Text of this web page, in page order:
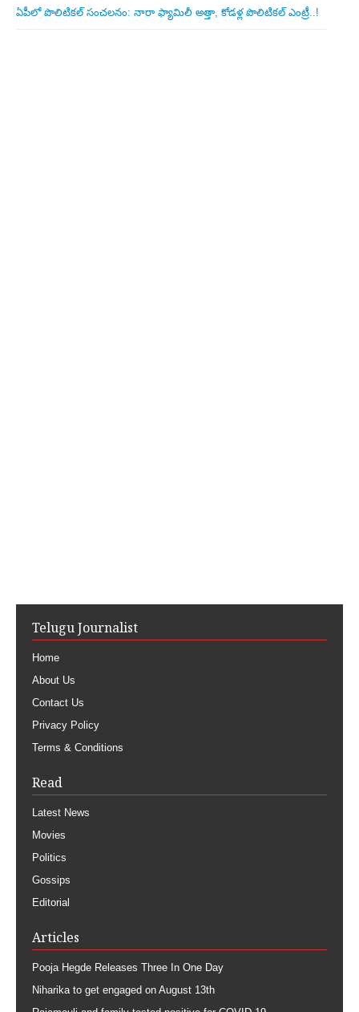
ఏపీలో పొలిటిక‌ల్ సంచ‌ల‌నం: నారా ఫ్యామిలీ అత్తా, కోడ‌ళ్ల పొలిటికల్ ఎంట్రీ..!
Telugu Journalist
Home
About Us
Contact Us
Privacy Policy
Terms & Conditions
Read
Latest News
Movies
Politics
Gossips
Editorial
Articles
Pooja Hegde Releases Three In One Day
Niharika to get engaged on August 13th